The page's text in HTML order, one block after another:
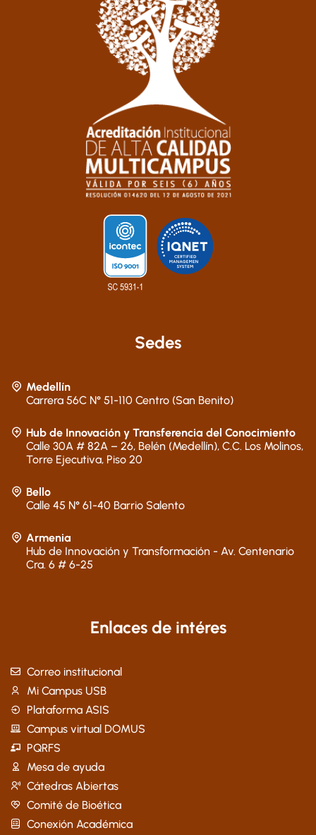
Sedes
Medellín
Carrera 56C N° 51-110 Centro (San Benito)
Hub de Innovación y Transferencia del Conocimiento
Calle 30A # 82A – 26, Belén (Medellín), C.C. Los Molinos,
Torre Ejecutiva, Piso 20
Bello
Calle 45 N° 61-40 Barrio Salento
Armenia
Hub de Innovación y Transformación - Av. Centenario
Cra. 6 # 6-25
Enlaces de intéres
Correo institucional
Mi Campus USB
Plataforma ASIS
Campus virtual DOMUS
PQRFS
Mesa de ayuda
Cátedras Abiertas
Comité de Bioética
Conexión Académica